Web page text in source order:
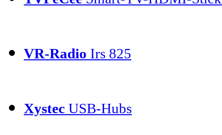
VR-Radio Irs 825
Xystec USB-Hubs